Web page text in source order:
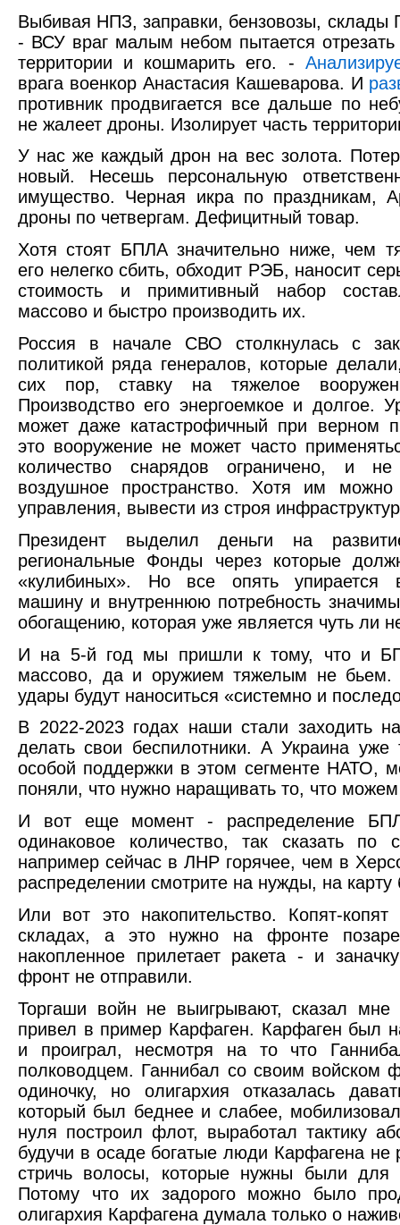
Выбивая НПЗ, заправки, бензовозы, склады
- ВСУ враг малым небом пытается отрезать
территории и кошмарить его. -
врага военкор Анастасия Кашеварова. И
противник продвигается все дальше по
не жалеет дроны. Изолирует часть
У нас же каждый дрон на вес золота.
новый. Несешь персональную
имущество. Черная икра по праздникам,
дроны по четвергам. Дефицитный товар.
Хотя стоят БПЛА значительно ниже, чем
его нелегко сбить, обходит РЭБ, наносит
стоимость и примитивный набор
массово и быстро производить их.
Россия в начале СВО столкнулась с
политикой ряда генералов, которые
сих пор, ставку на тяжелое
Производство его энергоемкое и долгое.
может даже катастрофичный при верном
это вооружение не может часто
количество снарядов ограничено, и не
воздушное пространство. Хотя им можно
управления, вывести из строя
Президент выделил деньги на
региональные Фонды через которые
«кулибиных». Но все опять упирается
машину и внутреннюю потребность
обогащению, которая уже является чуть ли
И на 5-й год мы пришли к тому, что и
массово, да и оружием тяжелым не бьем.
удары будут наноситься «системно и
В 2022-2023 годах наши стали заходить
делать свои беспилотники. А Украина
особой поддержки в этом сегменте НАТО,
поняли, что нужно наращивать то, что
И вот еще момент - распределение
одинаковое количество, так сказать по
например сейчас в ЛНР горячее, чем в
распределении смотрите на нужды, на карту
Или вот это накопительство. Копят-
складах, а это нужно на фронте
накопленное прилетает ракета - и
фронт не отправили.
Торгаши войн не выигрывают, сказал
привел в пример Карфаген. Карфаген был
и проиграл, несмотря на то что
полководцем. Ганнибал со своим войском
одиночку, но олигархия отказалась
который был беднее и слабее,
нуля построил флот, выработал тактику
будучи в осаде богатые люди Карфагена
стричь волосы, которые нужны были для
Потому что их задорого можно было
олигархия Карфагена думала только о